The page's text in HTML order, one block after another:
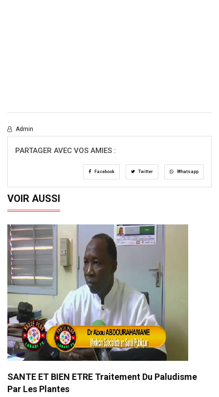
Admin
PARTAGER AVEC VOS AMIES :
Facebook Twitter Whatsapp
VOIR AUSSI
SANTE ET BIEN ETRE Traitement Du Paludisme
Par Les Plantes